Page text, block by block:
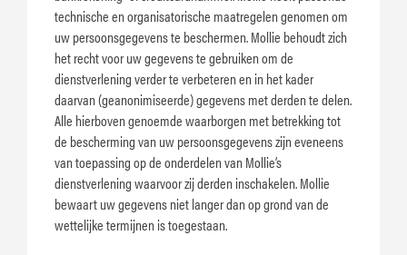
technische en organisatorische maatregelen genomen om
uw persoonsgegevens te beschermen. Mollie behoudt zich
het recht voor uw gegevens te gebruiken om de
dienstverlening verder te verbeteren en in het kader
daarvan (geanonimiseerde) gegevens met derden te delen.
Alle hierboven genoemde waarborgen met betrekking tot
de bescherming van uw persoonsgegevens zijn eveneens
van toepassing op de onderdelen van Mollie’s
dienstverlening waarvoor zij derden inschakelen. Mollie
bewaart uw gegevens niet langer dan op grond van de
wettelijke termijnen is toegestaan.